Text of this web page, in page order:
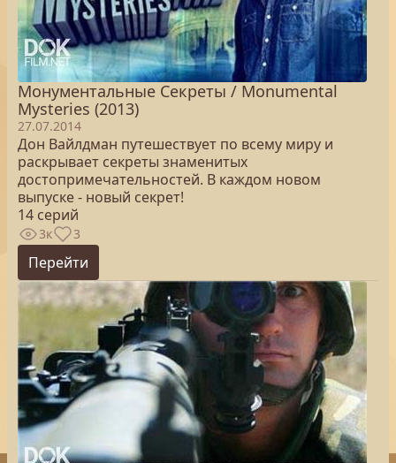
Монументальные Секреты / Monumental
Mysteries (2013)
27.07.2014
Дон Вайлдман путешествует по всему миру и
раскрывает секреты знаменитых
достопримечательностей. В каждом новом
выпуске - новый секрет!
14 серий
3к 3
Перейти